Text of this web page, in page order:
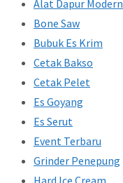
Alat Dapur Modern
Bone Saw
Bubuk Es Krim
Cetak Bakso
Cetak Pelet
Es Goyang
Es Serut
Event Terbaru
Grinder Penepung